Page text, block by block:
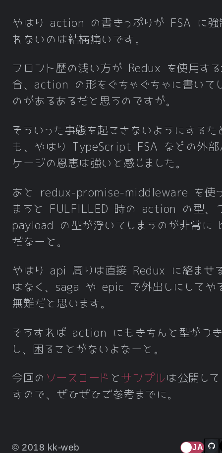
やはり action の書きっぷりが FSA に強
れないのは結構痛いです。
フロント歴の浅い方が Redux を使用す
合、action の形をぐちゃぐちゃに書いて
のがあるあるだと思うのですが。
そういった事態を起こさないようにするた
も、やはり TypeScript FSA などの外部
ケージの恩恵は強いと感じました。
あと redux-promise-middleware を使
まうと FULFILLED 時の action の型、
payload の型が浮いてしまうのが非常に
だなーと。
やはり api 周りは直接 Redux に絡ませ
はなく、saga や epic で外出しにしてや
無難だと思います。
そうすれば action にもきちんと型がつ
し、困ることがないよなーと。
今回の ソースコード と サンプル は公開し
すので、ぜひぜひご参考までに。
© 2018 kk-web JA